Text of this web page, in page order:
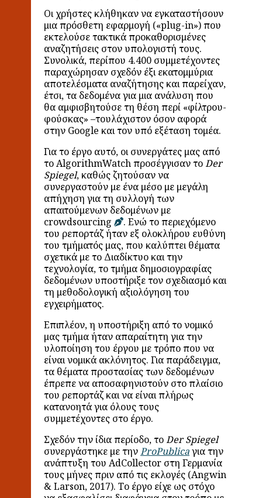
Οι χρήστες κλήθηκαν να εγκαταστήσουν
μια πρόσθετη εφαρμογή («plug-in») που
εκτελούσε τακτικά προκαθορισμένες
αναζητήσεις στον υπολογιστή τους.
Συνολικά, περίπου 4.400 συμμετέχοντες
παραχώρησαν σχεδόν έξι εκατομμύρια
αποτελέσματα αναζήτησης και παρείχαν,
έτσι, τα δεδομένα για μια ανάλυση που
θα αμφισβητούσε τη θέση περί «φίλτρου-
φούσκας» –τουλάχιστον όσον αφορά
στην Google και τον υπό εξέταση τομέα.
Για το έργο αυτό, οι συνεργάτες μας από
το AlgorithmWatch προσέγγισαν τοDer
Spiegel, καθώς ζητούσαν να
συνεργαστούν με ένα μέσο με μεγάλη
απήχηση για τη συλλογή των
απαιτούμενων δεδομένων με
crowdsourcing
. Ενώ το περιεχόμενο
του ρεπορτάζ ήταν εξ ολοκλήρου ευθύνη
του τμήματός μας, που καλύπτει θέματα
σχετικά με το Διαδίκτυο και την
τεχνολογία, το τμήμα δημοσιογραφίας
δεδομένων υποστήριξε τον σχεδιασμό και
τη μεθοδολογική αξιολόγηση του
εγχειρήματος.
Επιπλέον, η υποστήριξη από το νομικό
μας τμήμα ήταν απαραίτητη για την
υλοποίηση του έργου με τρόπο που να
είναι νομικά ακλόνητος. Για παράδειγμα,
τα θέματα προστασίας των δεδομένων
έπρεπε να αποσαφηνιστούν στο πλαίσιο
του ρεπορτάζ και να είναι πλήρως
κατανοητά για όλους τους
συμμετέχοντες στο έργο.
Σχεδόν την ίδια περίοδο, τοDer Spiegel
συνεργάστηκε με τηνProPublicaγια την
ανάπτυξη του AdCollector στη Γερμανία
τους μήνες πριν από τις εκλογές (Angwin
& Larson, 2017). Το έργο είχε ως στόχο